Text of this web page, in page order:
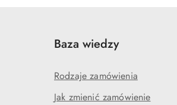
Baza wiedzy
Rodzaje zamówienia
Jak zmienić zamówienie